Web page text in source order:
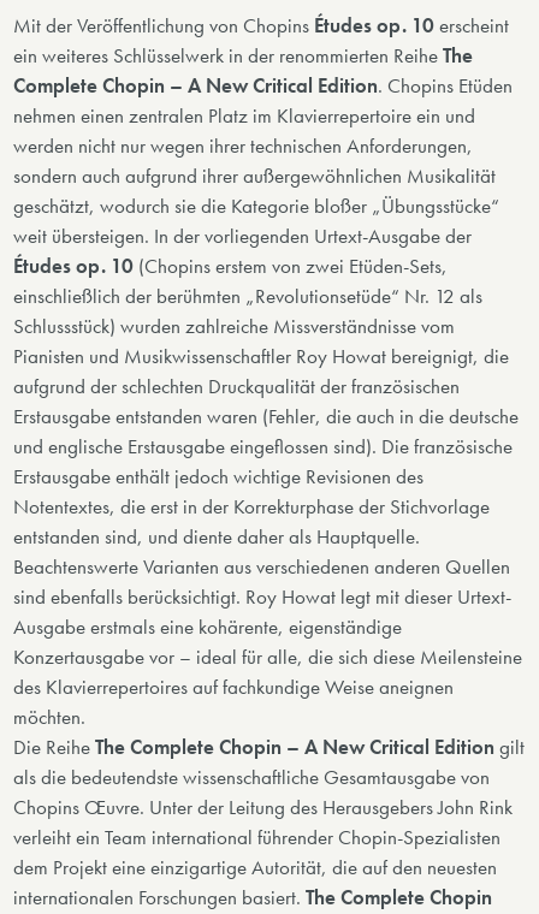
Mit der Veröffentlichung von Chopins Études op. 10erscheint
ein weiteres Schlüsselwerk in der renommierten ReiheThe
Complete Chopin – A New Critical Edition. Chopins Etüden
nehmen einen zentralen Platz im Klavierrepertoire ein und
werden nicht nur wegen ihrer technischen Anforderungen,
sondern auch aufgrund ihrer außergewöhnlichen Musikalität
geschätzt, wodurch sie die Kategorie bloßer „Übungsstücke“
weit übersteigen. In der vorliegenden Urtext-Ausgabe der
Études op. 10 (Chopins erstem von zwei Etüden-Sets,
einschließlich der berühmten „Revolutionsetüde“ Nr. 12 als
Schlussstück) wurden zahlreiche Missverständnisse vom
Pianisten und Musikwissenschaftler Roy Howat bereignigt, die
aufgrund der schlechten Druckqualität der französischen
Erstausgabe entstanden waren (Fehler, die auch in die deutsche
und englische Erstausgabe eingeflossen sind). Die französische
Erstausgabe enthält jedoch wichtige Revisionen des
Notentextes, die erst in der Korrekturphase der Stichvorlage
entstanden sind, und diente daher als Hauptquelle.
Beachtenswerte Varianten aus verschiedenen anderen Quellen
sind ebenfalls berücksichtigt. Roy Howat legt mit dieser Urtext-
Ausgabe erstmals eine kohärente, eigenständige
Konzertausgabe vor – ideal für alle, die sich diese Meilensteine
des Klavierrepertoires auf fachkundige Weise aneignen
möchten.
Die ReiheThe Complete Chopin – A New Critical Edition gilt
als die bedeutendste wissenschaftliche Gesamtausgabe von
Chopins Œuvre. Unter der Leitung des Herausgebers John Rink
verleiht ein Team international führender Chopin-Spezialisten
dem Projekt eine einzigartige Autorität, die auf den neuesten
internationalen Forschungen basiert.The Complete Chopin